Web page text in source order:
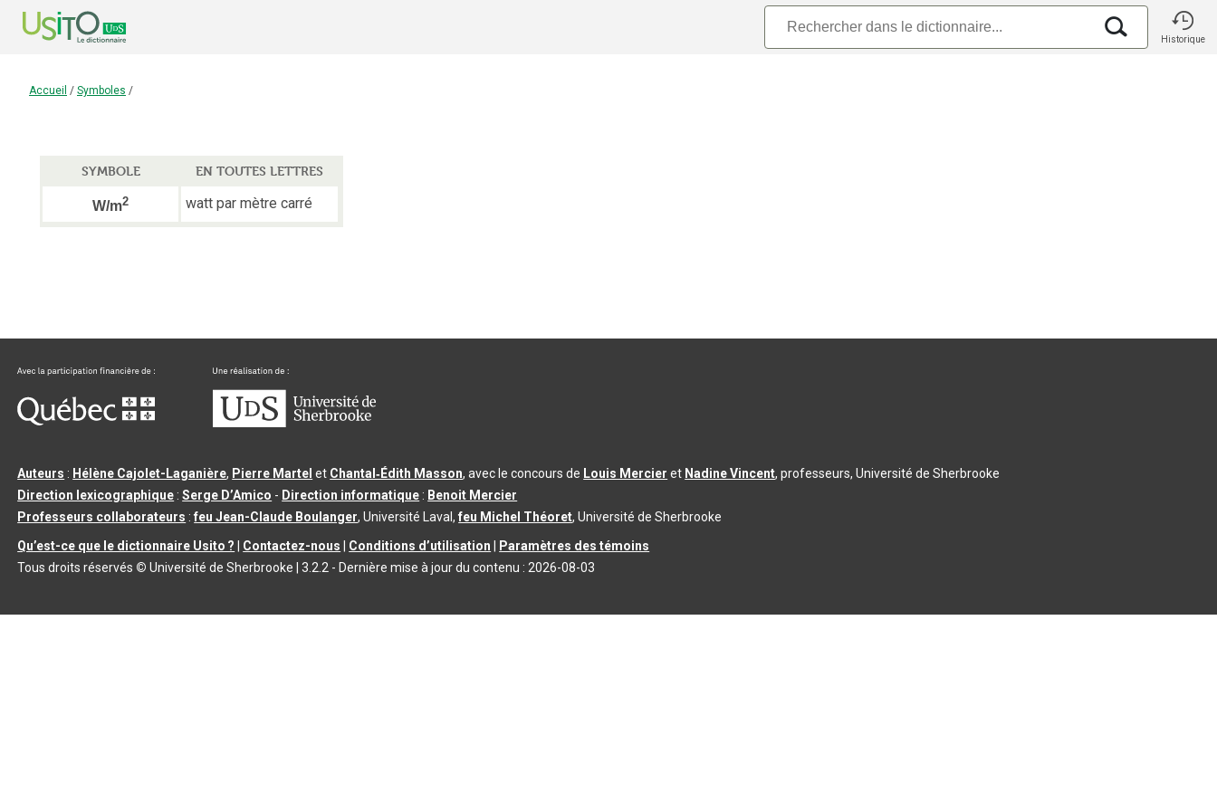
Historique
Accueil / Symboles /
SYMBOLE EN TOUTES LETTRES
W/m2 watt par mètre carré
Auteurs : Hélène Cajolet-Laganière, Pierre Martel et Chantal‑Édith Masson, avec le concours de Louis Mercier et Nadine Vincent, professeurs, Université de Sherbrooke
Direction lexicographique :Serge D’Amico - Direction informatique : Benoit Mercier
Professeurs collaborateurs :feu Jean-Claude Boulanger, Université Laval,feu Michel Théoret, Université de Sherbrooke
Qu’est-ce que le dictionnaire Usito ?
Contactez-nous Conditions d’utilisation
Paramètres des témoins
Tous droits réservés © Université de Sherbrooke |3.2.2 - Dernière mise à jour du contenu : 2026-08-03